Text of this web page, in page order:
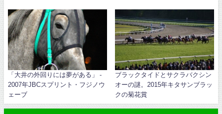
「大井の外回りには夢がある」 -
2007年JBCスプリント・フジノウ
ェーブ
ブラックタイドとサクラバクシン
オーの謎。2015年キタサンブラッ
クの菊花賞